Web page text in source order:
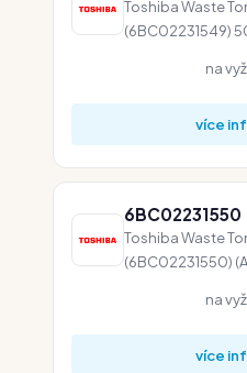
Toshiba Waste
(6BC02231549)
na
více
6BC02231550
Toshiba Waste
(6BC02231550)
na
více